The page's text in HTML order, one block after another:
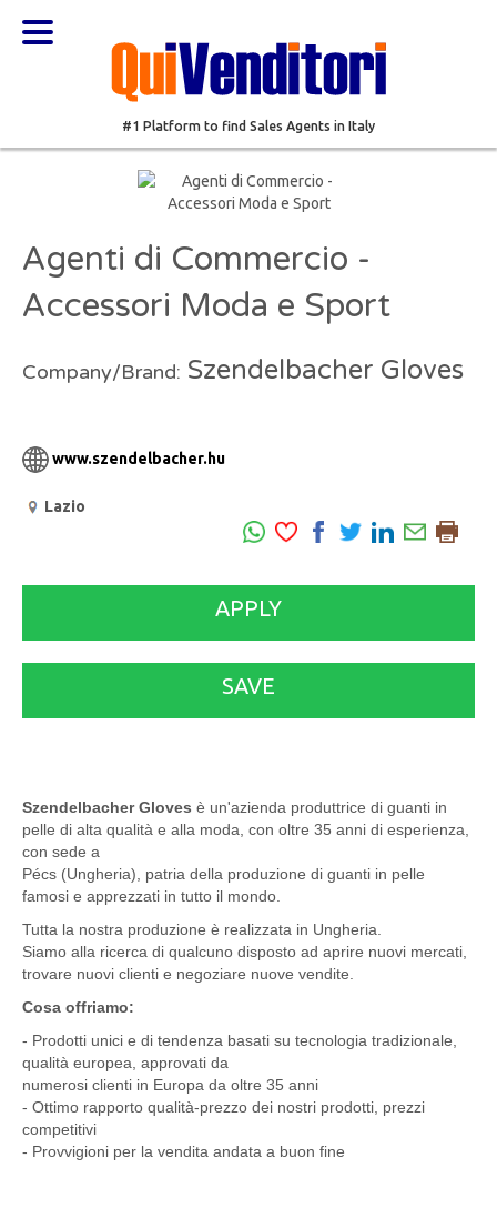
#1 Platform to find Sales Agents in Italy
Agenti di Commercio -
Accessori Moda e Sport
Company/Brand: Szendelbacher Gloves
www.szendelbacher.hu
Lazio
APPLY
SAVE
Szendelbacher Gloves è un'azienda produttrice di guanti in
pelle di alta qualità e alla moda, con oltre 35 anni di esperienza,
con sede a
Pécs (Ungheria), patria della produzione di guanti in pelle
famosi e apprezzati in tutto il mondo.
Tutta la nostra produzione è realizzata in Ungheria.
Siamo alla ricerca di qualcuno disposto ad aprire nuovi mercati,
trovare nuovi clienti e negoziare nuove vendite.
Cosa offriamo:
- Prodotti unici e di tendenza basati su tecnologia tradizionale,
qualità europea, approvati da
numerosi clienti in Europa da oltre 35 anni
- Ottimo rapporto qualità-prezzo dei nostri prodotti, prezzi
competitivi
- Provvigioni per la vendita andata a buon fine